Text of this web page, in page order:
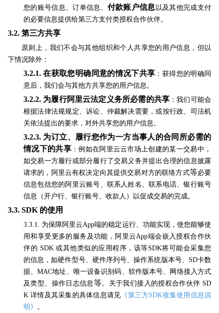
您的账号信息、订单信息、 付款账户信息 以及其他完成支付
的必要信息提供给第三方支付类授权合作伙伴。
3.2. 第三方共享
原则上，我们不会与其他组织和个人共享您的用户信息，但以
下情况除外：
3.2.1.在获取您明确同意的情况下共享 ：获得您的明确同
意后，我们会与其他方共享您的用户信息。
3.2.2. 为履行阿里云法定义务所必需的共享 ：我们可能会
根据法律法规规定、诉讼、仲裁解决需要，或按行政、司法机
关依法提出的要求，对外共享您的用户信息。
3.2.3. 为订立、履行您作为一方当事人的合同所必需的
情况下的共享：例如在阿里云云市场上创建的某一交易中，
如交易一方履行或部分履行了交易义务并提出合理的信息披露
请求的，阿里云有权决定向其提供交易对方的联络方式等必要
信息包括您的阿里云账号、联系人姓名、联系电话、银行账号
信息（开户行、银行账号、收款人） 以促成交易的完成。
3.3. SDK 的使用
3.3.1. 为保障阿里云App端的稳定运行、功能实现，使您能够使
用和享受更多的服务及功能，阿里云App端会嵌入授权合作伙
伴的 SDK 或其他类似的应用程序，该等SDK将可能会采集您
的信息，如硬件型号、硬件序列号、操作系统版本号、SD卡数
据、MAC地址、唯一设备识别码、软件版本号、网络接入方式
及类型、操作日志信息等。关于我们接入的授权合作伙伴 SD
K 详情及其采集的具体信息请见 《第三方SDK收集使用信息说
明》 。